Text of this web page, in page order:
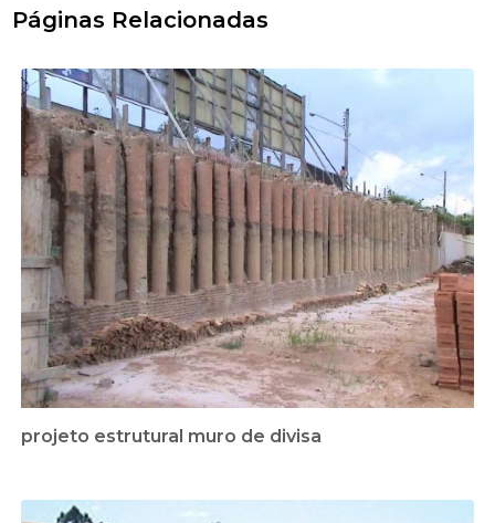
Páginas Relacionadas
projeto estrutural muro de divisa